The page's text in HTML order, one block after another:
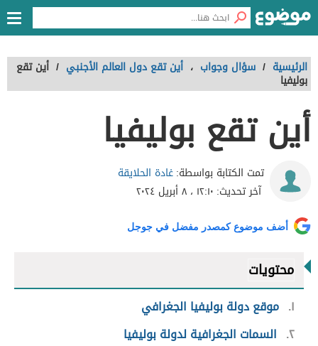
الرئيسية / سؤال وجواب ، أين تقع دول العالم الأجنبي / أين تقع
بوليفيا
أين تقع بوليفيا
تمت الكتابة بواسطة:غادة الحلايقة
آخر تحديث: ١٢:١٠ ، ٨ أبريل ٢٠٢٤
أضف موضوع كمصدر مفضل في جوجل
محتويات
١ موقع دولة بوليفيا الجغرافي
٢ السمات الجغرافية لدولة بوليفيا